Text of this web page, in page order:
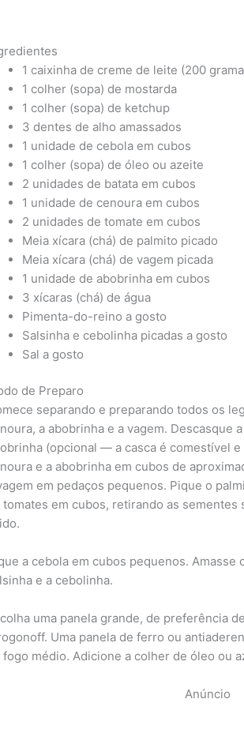
1 caixinha de creme de leite (200
1 colher (sopa) de mostarda
1 colher (sopa) de ketchup
3 dentes de alho amassados
1 unidade de cebola em cubos
1 colher (sopa) de óleo ou azeite
2 unidades de batata em cubos
1 unidade de cenoura em cubos
2 unidades de tomate em cubos
Meia xícara (chá) de palmito picado
Meia xícara (chá) de vagem picada
1 unidade de abobrinha em cubos
3 xícaras (chá) de água
Pimenta-do-reino a gosto
Salsinha e cebolinha picadas a gosto
Sal a gosto
de Preparo
separando e preparando todos os
a abobrinha e a vagem. Descasque
(opcional — a casca é comestível
e a abobrinha em cubos de
em pedaços pequenos. Pique o
tomates em cubos, retirando as sementes
a cebola em cubos pequenos. Amasse
e a cebolinha.
uma panela grande, de preferência
Uma panela de ferro ou
fogo médio. Adicione a colher de óleo ou
Anúncio